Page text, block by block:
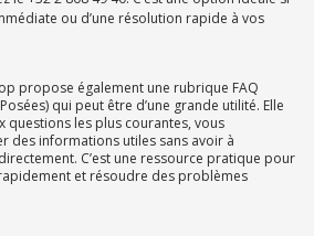
ou d’une résolution rapide à vos
propose également une rubrique FAQ
qui peut être d’une grande utilité. Elle
questions les plus courantes, vous
des informations utiles sans avoir à
C’est une ressource pratique pour
et résoudre des problèmes